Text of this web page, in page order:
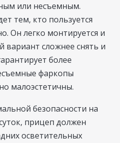
или несъемным.
тем, кто пользуется
Он легко монтируется и
вариант сложнее снять и
более
фаркопы
малоэстетичны.
безопасности на
прицеп должен
осветительных